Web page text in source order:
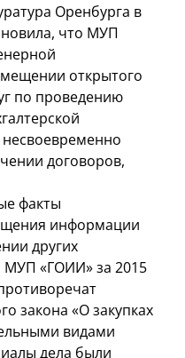
Оренбурга в
что МУП
открытого
по проведению
договоров,
факты
информации
других
«ГОИИ» за 2015
закона «О закупках
видами
дела были